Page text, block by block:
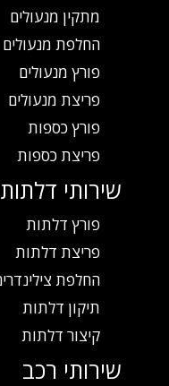
מתקין מנעולים
החלפת מנעולים
פורץ מנעולים
פריצת מנעולים
פורץ כספות
פריצת כספות
שירותי דלתות
פורץ דלתות
פריצת דלתות
החלפת צילינדרים
תיקון דלתות
קיצור דלתות
שירותי רכב